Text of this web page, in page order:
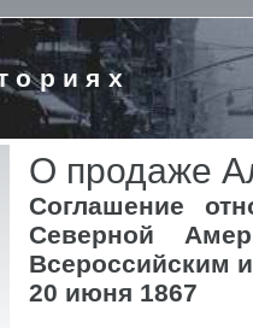
О продаже
Соглашение
Северной
Всероссийским
20 июня 1867